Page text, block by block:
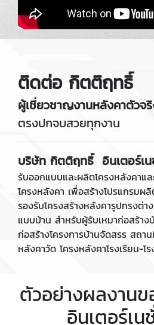
ติดต่อ กิตติฤทธิ์
ผู้เชี่ยวชาญงานหลังคาตัวจริ
ตรงปกจบสวยทุกงาน
บริษัท กิตติฤทธิ์ อินเตอร์เ
รับออกแบบและผลิตโครงหลังคาแ
โครงหลังคา เพื่อสร้างโปรแกรมผ
รองรับโครงสร้างหลังคารูปทรงต่า
แบบบ้าน สำหรับผู้รับเหมาก่อสร้าง
ก่อสร้างโครงการบ้านจัดสรร สถา
หลังคาวัด โครงหลังคาโรงเรียน-โ
ตัวอย่างผลงาน
อินเตอร์เ